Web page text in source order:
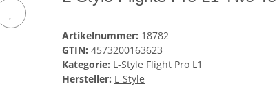
Artikelnummer: 18782
GTIN: 4573200163623
Kategorie: L-Style Flight Pro L1
Hersteller: L-Style